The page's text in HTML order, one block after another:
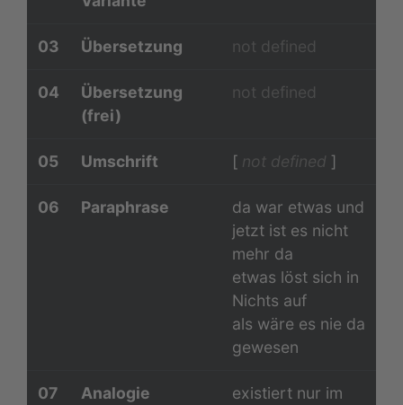
03 Übersetzung not defined
04
Übersetzung
(frei)
not defined
05 Umschrift [ not defined ]
06 Paraphrase
da war etwas und
jetzt ist es nicht
mehr da
etwas löst sich in
Nichts auf
als wäre es nie da
gewesen
07 Analogie
existiert nur im